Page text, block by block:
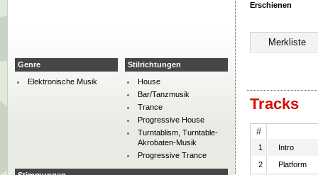
Erschienen
Tracks
#
1
Intro
2
Platform
Genre
Elektronische Musik
Stilrichtungen
House
Bar/Tanzmusik
Trance
Progressive House
Turntablism, Turntable-
Akrobaten-Musik
Progressive Trance